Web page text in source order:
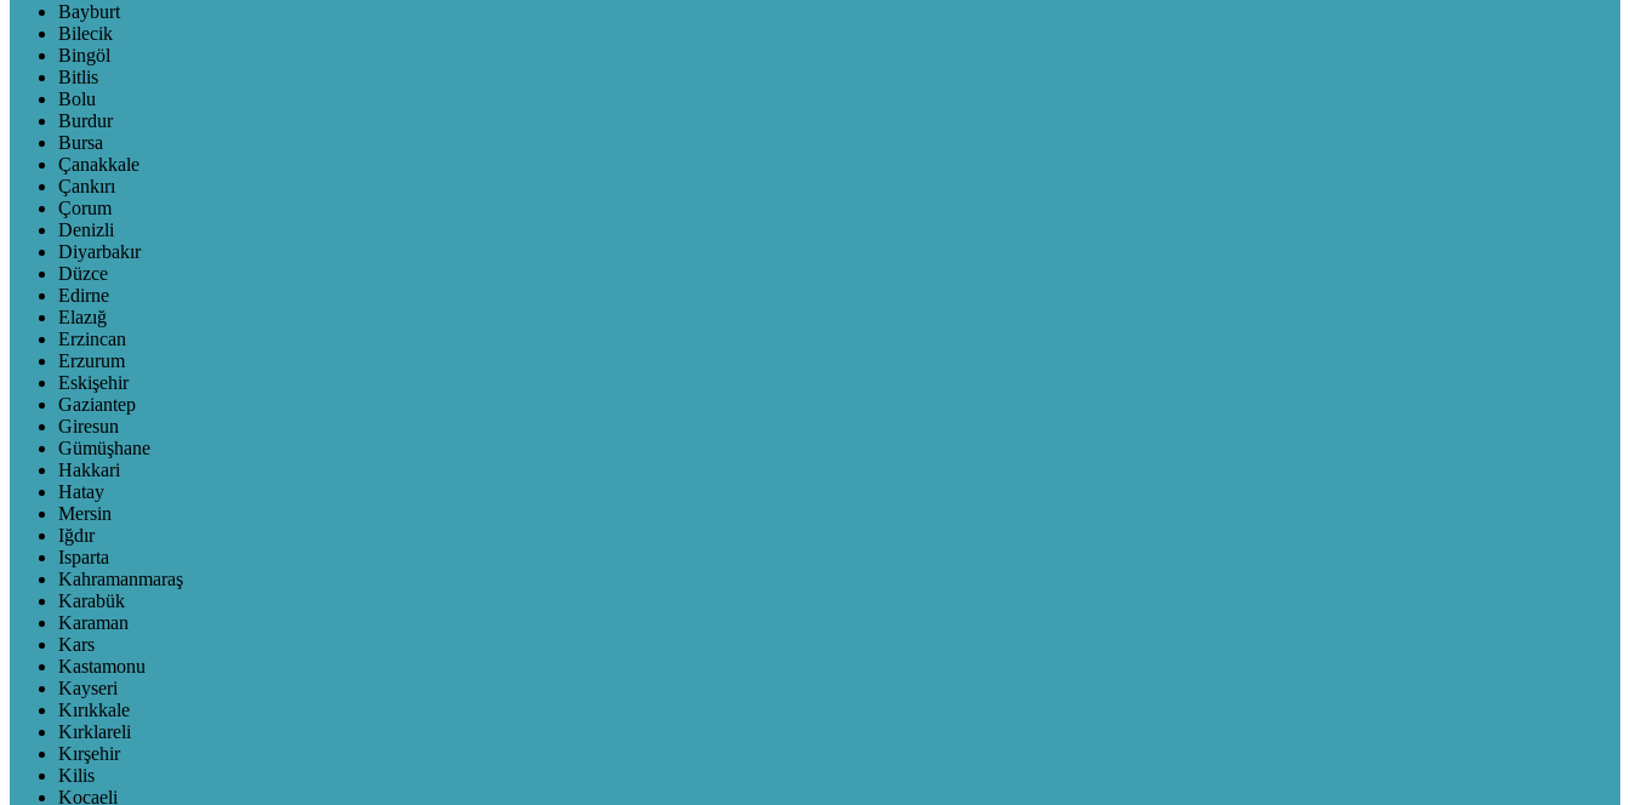
Bayburt
Bilecik
Bingöl
Bitlis
Bolu
Burdur
Bursa
Çanakkale
Çankırı
Çorum
Denizli
Diyarbakır
Düzce
Edirne
Elazığ
Erzincan
Erzurum
Eskişehir
Gaziantep
Giresun
Gümüşhane
Hakkari
Hatay
Mersin
Iğdır
Isparta
Kahramanmaraş
Karabük
Karaman
Kars
Kastamonu
Kayseri
Kırıkkale
Kırklareli
Kırşehir
Kilis
Kocaeli